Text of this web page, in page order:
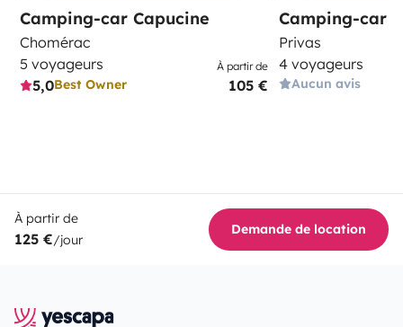
Camping-car Capucine
Chomérac
5 voyageurs
5,0Best Owner
À partir de
105 €
Camping-car
Privas
4 voyageurs
Aucun avis
À partir de
125 €/jour
Demande de location